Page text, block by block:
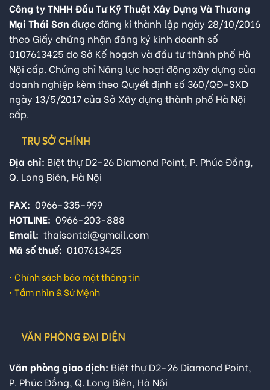
Công ty TNHH Đầu Tư Kỹ Thuật Xây Dựng Và Thương
Mại Thái Sơn được đăng kí thành lập ngày 28/10/2016
theo Giấy chứng nhận đăng ký kinh doanh số
0107613425 do Sở Kế hoạch và đầu tư thành phố Hà
Nội cấp. Chứng chỉ Năng lực hoạt động xây dựng của
doanh nghiệp kèm theo Quyết định số 360/QĐ-SXD
ngày 13/5/2017 của Sở Xây dựng thành phố Hà Nội
cấp.
TRỤ SỞ CHÍNH
Địa chỉ: Biệt thự D2-26 Diamond Point, P. Phúc Đồng,
Q. Long Biên, Hà Nội
FAX: 0966-335-999
HOTLINE: 0966-203-888
Email: thaisontci@gmail.com
Mã số thuế: 0107613425
• Chính sách bảo mật thông tin
• Tầm nhìn & Sứ Mệnh
VĂN PHÒNG ĐẠI DIỆN
Văn phòng giao dịch: Biệt thự D2-26 Diamond Point,
P. Phúc Đồng, Q. Long Biên, Hà Nội